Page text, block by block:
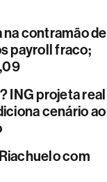
contramão de
payroll fraco;
ING projeta real
cenário ao
com